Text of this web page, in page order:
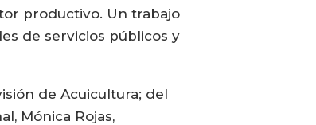
productivo. Un trabajo
de servicios públicos y
de Acuicultura; del
Mónica Rojas,